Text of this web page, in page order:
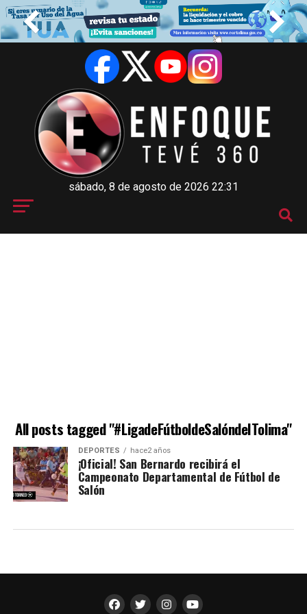
sábado, 8 de agosto de 2026 22:31
All posts tagged "#LigadeFútboldeSalóndelTolima"
DEPORTES hace2 años
¡Oficial! San Bernardo recibirá el
Campeonato Departamental de Fútbol de
Salón